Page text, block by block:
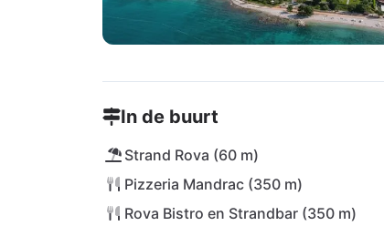
In de buurt
Strand Rova (60 m)
Pizzeria Mandrac (350 m)
Rova Bistro en Strandbar (350 m)